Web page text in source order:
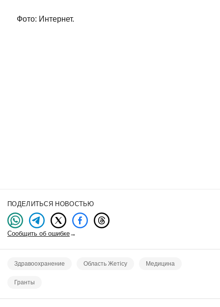
Фото: Интернет.
ПОДЕЛИТЬСЯ НОВОСТЬЮ
Сообщить об ошибке→
Здравоохранение Область Жетісу Медицина
Гранты